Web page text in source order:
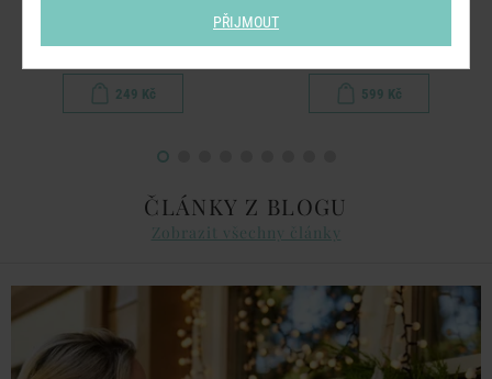
249 Kč 599 Kč
ČLÁNKY Z BLOGU
Zobrazit všechny články
PŘIJMOUT